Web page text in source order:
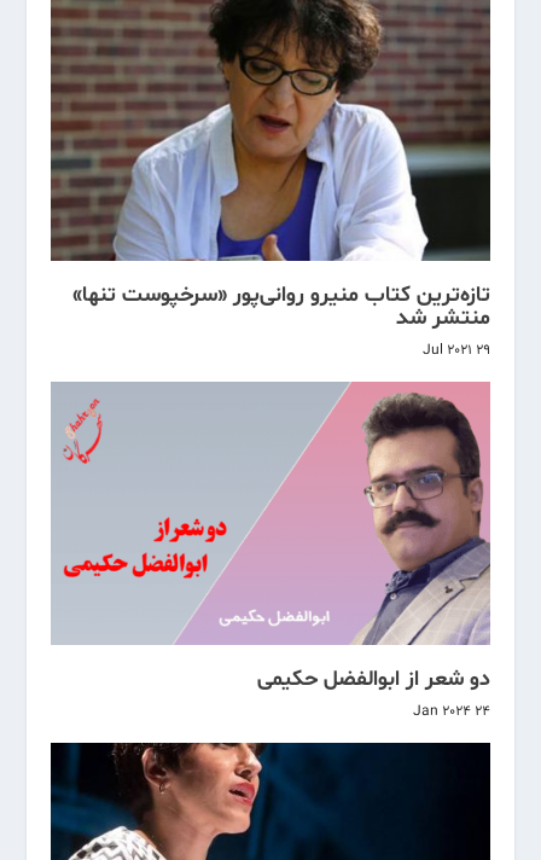
تازه‌ترین کتاب منیرو روانی‌پور «سرخپوست تنها»
منتشر شد
29 Jul 2021
دو شعر از ابوالفضل حکیمی
24 Jan 2024